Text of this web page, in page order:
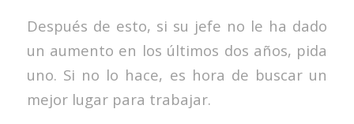
Después de esto, si su jefe no le ha dado
un aumento en los últimos dos años, pida
uno. Si no lo hace, es hora de buscar un
mejor lugar para trabajar.